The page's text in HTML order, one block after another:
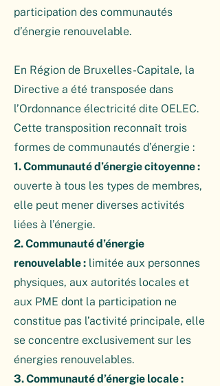
participation des communautés
d’énergie renouvelable.
En Région de Bruxelles-Capitale, la
Directive a été transposée dans
l’Ordonnance électricité dite OELEC.
Cette transposition reconnaît trois
formes de communautés d’énergie :
1. Communauté d’énergie citoyenne :
ouverte à tous les types de membres,
elle peut mener diverses activités
liées à l’énergie.
2. Communauté d’énergie
renouvelable : limitée aux personnes
physiques, aux autorités locales et
aux PME dont la participation ne
constitue pas l’activité principale, elle
se concentre exclusivement sur les
énergies renouvelables.
3. Communauté d’énergie locale :